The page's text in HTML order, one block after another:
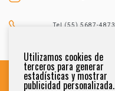
Tel (55) 5687-4873
Utilizamos cookies de
terceros para generar
estadísticas y mostrar
publicidad personalizada.